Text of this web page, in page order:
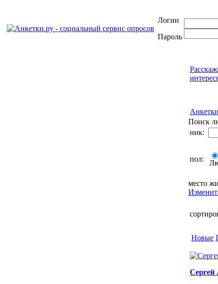
Логин
Пароль
Поиск
ник:
пол:
место
Новые
Сергей